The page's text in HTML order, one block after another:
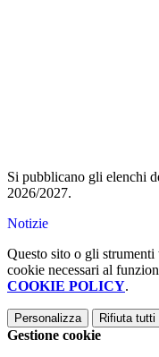
Si pubblicano gli elenchi
2026/2027.
Notizie
Questo sito o gli
cookie necessari al
COOKIE POLICY.
Personalizza Rifiuta tutti
Gestione cookie